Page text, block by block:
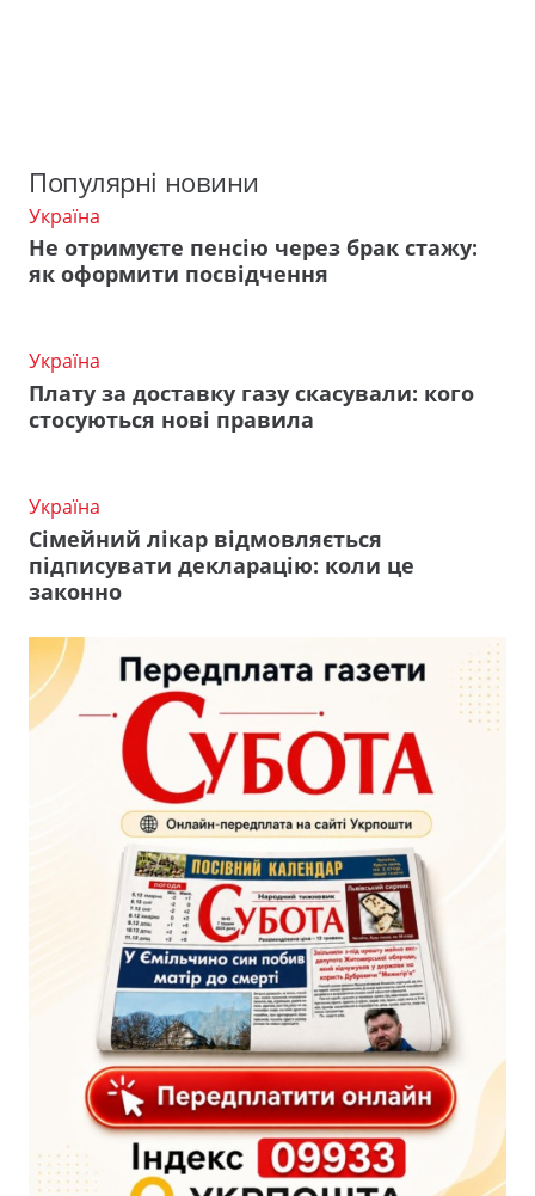
Популярні новини
Україна
Не отримуєте пенсію через брак стажу:
як оформити посвідчення
Україна
Плату за доставку газу скасували: кого
стосуються нові правила
Україна
Сімейний лікар відмовляється
підписувати декларацію: коли це
законно